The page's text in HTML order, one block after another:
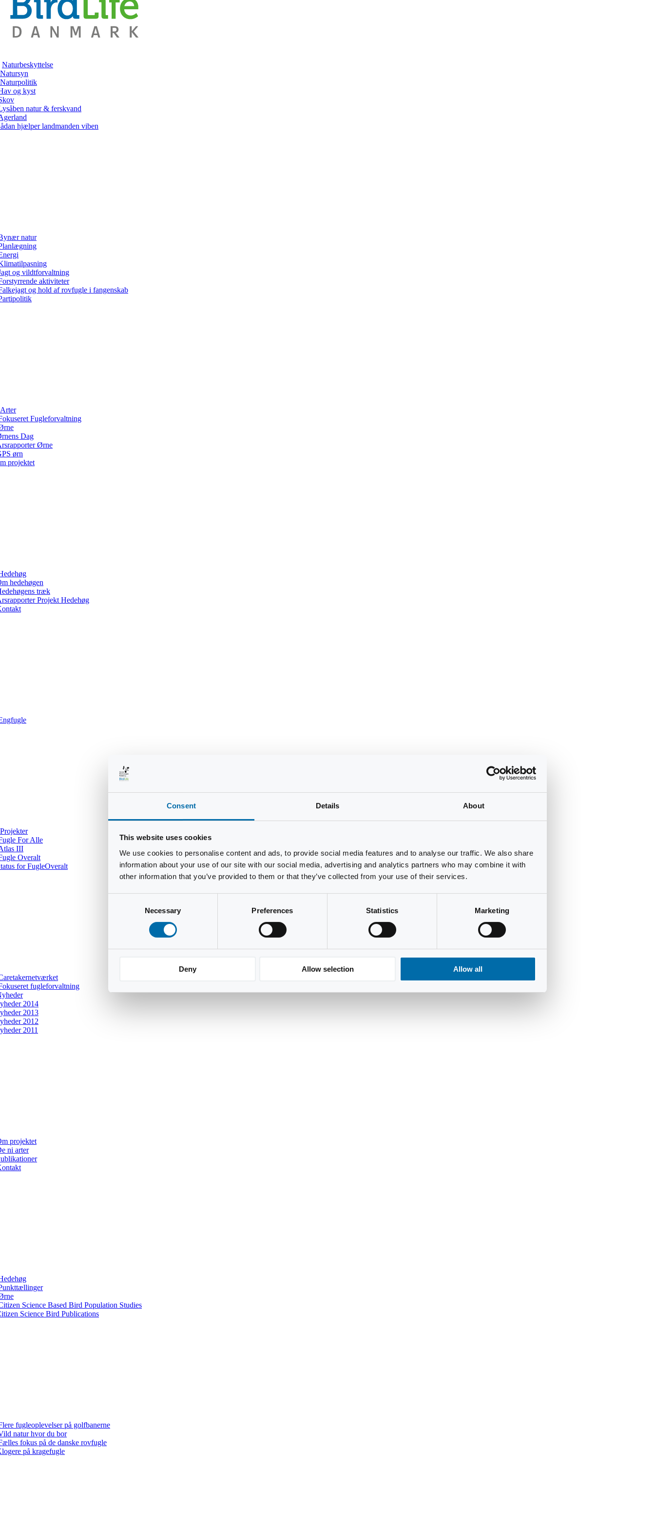
Consent Details About
This website uses cookies
We use cookies to personalise content and ads, to provide social media features and to analyse our traffic. We also share
information about your use of our site with our social media, advertising and analytics partners who may combine it with
other information that you’ve provided to them or that they’ve collected from your use of their services.
Necessary Preferences Statistics Marketing
Deny Allow selection Allow all
Naturbeskyttelse
Natursyn
Naturpolitik
og kyst
natur & ferskvand
hjælper landmanden viben
natur
og vildtforvaltning
aktiviteter
og hold af rovfugle i fangenskab
Arter
Fugleforvaltning
Dag
Ørne
ørn
projektet
hedehøgen
træk
Projekt Hedehøg
Projekter
For Alle
III
Overalt
for FugleOveralt
fugleforvaltning
2014
2013
2012
2011
projektet
ni arter
Science Based Bird Population Studies
Science Bird Publications
fugleoplevelser på golfbanerne
natur hvor du bor
fokus på de danske rovfugle
på kragefugle